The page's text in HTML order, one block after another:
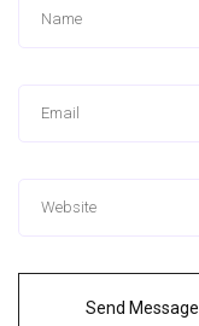
Send Message